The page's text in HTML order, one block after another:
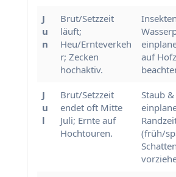
J
u
n
Brut/Setzzeit
läuft;
Heu/Ernteverkeh
r; Zecken
hochaktiv.
auf
J
u
l
Brut/Setzzeit
endet oft Mitte
Juli; Ernte auf
Hochtouren.
Staub
(früh/